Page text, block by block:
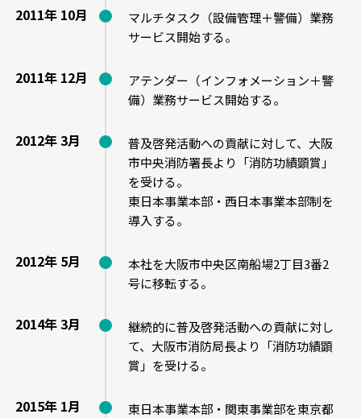
2011年 10月
マルチタスク（設備管理＋警備）業務
サービス開始する。
2011年 12月
アテンダー（インフォメーション＋警
備）業務サービス開始する。
2012年 3月
普及啓発活動への貢献に対して、大阪
市中央消防署長より「消防功績顕賞」
を受ける。
東日本事業本部・西日本事業本部制を
導入する。
2012年 5月
本社を大阪市中央区南船場2丁目3番2
号に移転する。
2014年 3月
継続的に普及啓発活動への貢献に対し
て、大阪市消防局長より「消防功績顕
賞」を受ける。
2015年 1月
東日本事業本部・関東事業部を東京都